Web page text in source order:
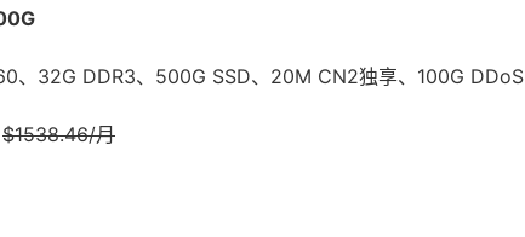
、32G DDR3、500G SSD、20M CN2独享、100G DDoS
$1538.46/月